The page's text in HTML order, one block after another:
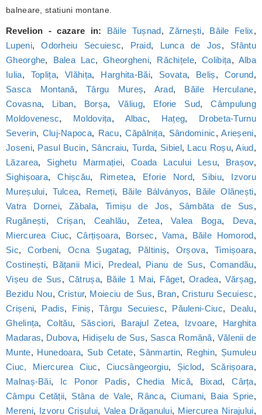
balneare, statiuni montane.
Revelion - cazare in: Băile Tușnad,Zărnești, Băile Felix,
Lupeni,Odorheiu Secuiesc, Praid, Lunca de Jos, Sfântu
Gheorghe, Balea Lac,Gheorgheni, Răchițele,Colibița, Alba
Iulia, Toplița,Vlăhița, Harghita-Băi, Sovata, Beliș, Corund,
Sasca Montană,Târgu Mureș, Arad, Băile Herculane,
Covasna, Liban, Borșa,Văliug, Eforie Sud,Câmpulung
Moldovenesc, Moldovița, Albac, Hațeg, Drobeta-Turnu
Severin, Cluj-Napoca, Racu,Căpâlnița, Sândominic,Arieșeni,
Joseni, Pasul Bucin, Sâncraiu, Turda, Sibiel, Lacu Roșu,Aiud,
Lăzarea, Sighetu Marmației,Coada Lacului Lesu, Brașov,
Sighișoara,Chișcău, Rimetea, Eforie Nord, Sibiu, Izvoru
Mureșului, Tulcea, Remeți, Băile Bálványos, Băile Olănești,
Vatra Dornei,Zăbala, Timișu de Jos, Sâmbăta de Sus,
Rugănești,Crișan, Ceahlău,Zetea,Valea Boga, Deva,
Miercurea Ciuc,Cârțișoara, Borsec, Vama, Băile Homorod,
Sic,Corbeni, Ocna Șugatag, Păltiniș, Orșova, Timișoara,
Costinești, Bățanii Mici, Predeal, Pianu de Sus,Comandău,
Vișeu de Sus, Cătrușa, Băile 1 Mai, Făget, Oradea, Vărșag,
Bezidu Nou,Cristur, Moieciu de Sus, Bran, Cristuru Secuiesc,
Crișeni, Padis, Finiș,Târgu Secuiesc, Păuleni-Ciuc, Dealu,
Ghelința,Coltău, Săsciori, Barajul Zetea, Izvoare, Harghita
Madaras, Dubova, Hidișelu de Sus, Sasca Română, Vălenii de
Munte, Hunedoara, Sub Cetate, Sânmartin, Reghin, Șumuleu
Ciuc, Miercurea Ciuc, Ciucsângeorgiu, Șiclod, Scărișoara,
Malnaș-Băi, Ic Ponor Padis,Chedia Mică, Bixad,Cârța,
Câmpu Cetății, Stâna de Vale, Rânca,Ciumani, Baia Sprie,
Mereni, Izvoru Crișului, Valea Drăganului, Miercurea Nirajului,